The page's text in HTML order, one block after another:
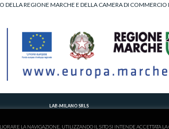
REGIONE MARCHE E DELLA CAMERA DI COMMERCIO
LAB-MILANO SRLS
CONTRIBUTI INCASSATI NEL 2021
LA NAVIGAZIONE. UTILIZZANDO IL SITO SI INTENDE ACCETTATA LA